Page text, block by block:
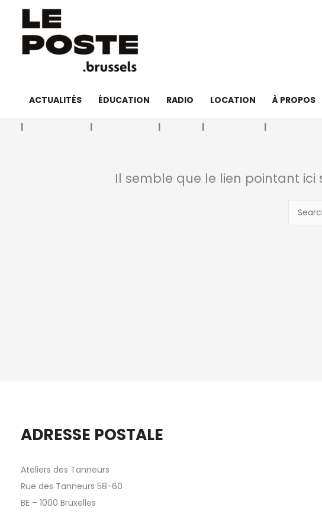
contenu
ACTUALITÉS ÉDUCATION RADIO LOCATION À PROPOS
Il semble que le lien pointant ici
ADRESSE POSTALE
Ateliers des Tanneurs
Rue des Tanneurs 58-60
BE – 1000 Bruxelles